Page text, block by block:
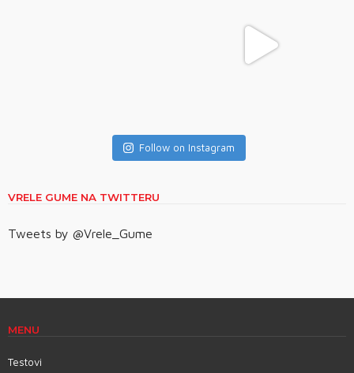
Follow on Instagram
VRELE GUME NA TWITTERU
Tweets by @Vrele_Gume
MENU
Testovi